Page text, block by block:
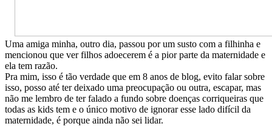
Uma amiga minha, outro dia, passou por um susto com a filhinha e
mencionou que ver filhos adoecerem é a pior parte da maternidade e
ela tem razão.
Pra mim, isso é tão verdade que em 8 anos de blog, evito falar sobre
isso, posso até ter deixado uma preocupação ou outra, escapar, mas
não me lembro de ter falado a fundo sobre doenças corriqueiras que
todas as kids tem e o único motivo de ignorar esse lado difícil da
maternidade, é porque ainda não sei lidar.